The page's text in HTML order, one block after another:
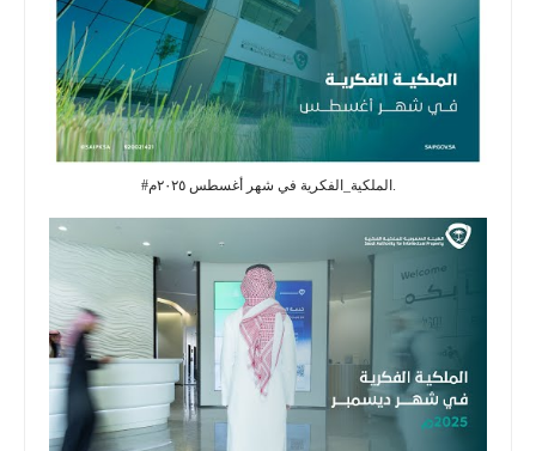
#الملكية_الفكرية في شهر أغسطس ٢٠٢٥م.